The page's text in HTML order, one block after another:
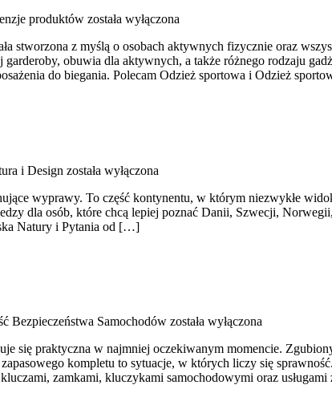
produktów została wyłączona
stworzona z myślą o osobach aktywnych fizycznie oraz
obuwia dla aktywnych, a także różnego rodzaju
do biegania. Polecam Odzież sportowa i Odzież
i Design została wyłączona
wyprawy. To część kontynentu, w którym niezwykłe
dla osób, które chcą lepiej poznać Danii, Szwecji,
Natury i Pytania od […]
Bezpieczeństwa Samochodów została wyłączona
się praktyczna w najmniej oczekiwanym momencie.
kompletu to sytuacje, w których liczy się
zamkami, kluczykami samochodowymi oraz